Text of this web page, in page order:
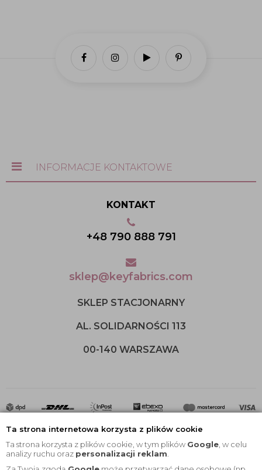
Ta strona internetowa korzysta z plików cookie
Ta strona korzysta z plików cookie, w tym plików Google , w celu
analizy ruchu oraz personalizacji reklam
INFORMACJE KONTAKTOWE
KONTAKT
+48 790 888 791
sklep@keyfabrics.com
SKLEP STACJONARNY
AL. SOLIDARNOŚCI 113
00-140 WARSZAWA